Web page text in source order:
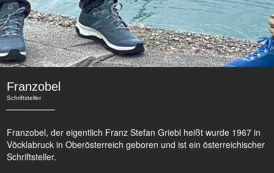
Franzobel
Schriftsteller
Franzobel, der eigentlich Franz Stefan Griebl heißt wurde 1967 in
Vöcklabruck in Oberösterreich geboren und ist ein österreichischer
Schriftsteller.